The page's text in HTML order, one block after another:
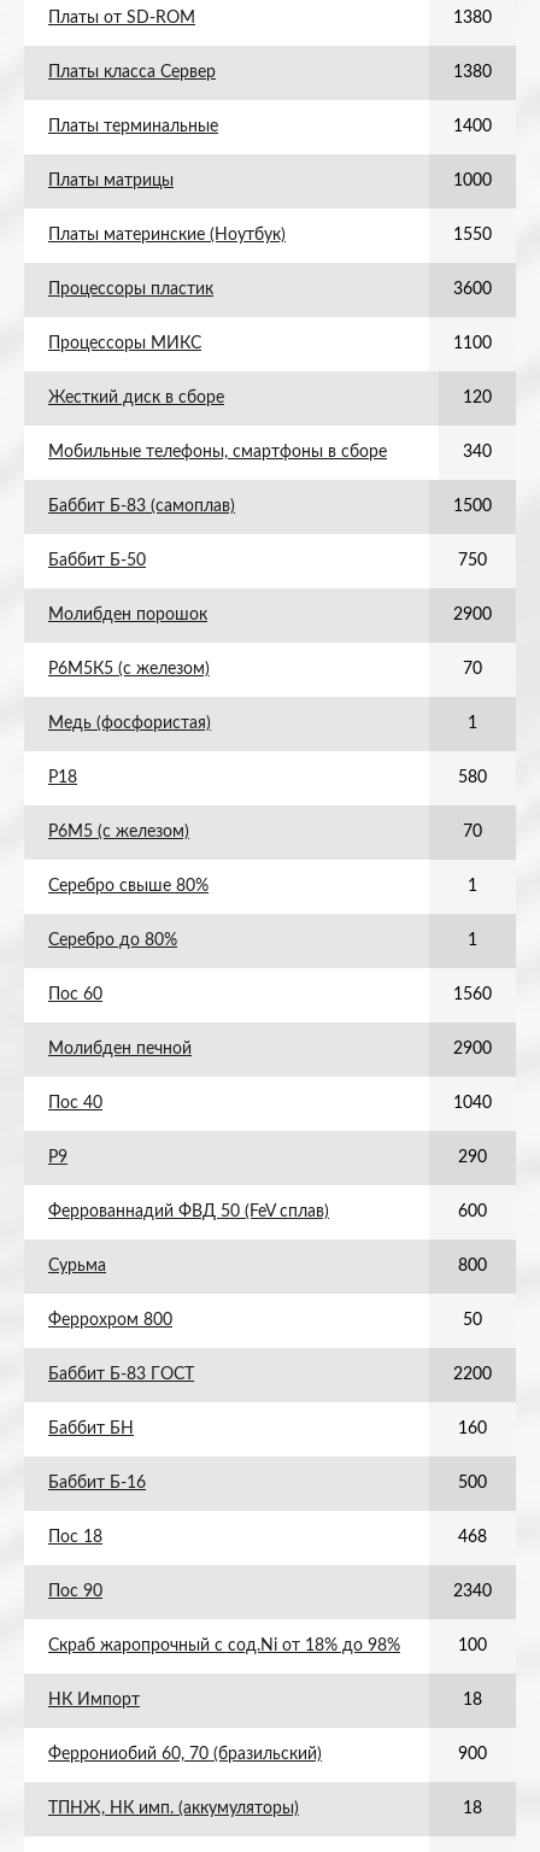
Платы от SD-ROM 1380
Платы класса Сервер 1380
Платы терминальные 1400
Платы матрицы 1000
Платы материнские (Ноутбук) 1550
Процессоры пластик 3600
Процессоры МИКС 1100
Жесткий диск в сборе 120
Мобильные телефоны, смартфоны в сборе 340
Баббит Б-83 (самоплав) 1500
Баббит Б-50 750
Молибден порошок 2900
Р6М5К5 (с железом) 70
Медь (фосфористая) 1
Р18 580
Р6М5 (с железом) 70
Серебро свыше 80% 1
Серебро до 80% 1
Пос 60 1560
Молибден печной 2900
Пос 40 1040
Р9 290
Феррованнадий ФВД 50 (FeV сплав) 600
Сурьма 800
Феррохром 800 50
Баббит Б-83 ГОСТ 2200
Баббит БН 160
Баббит Б-16 500
Пос 18 468
Пос 90 2340
Скраб жаропрочный с сод.Ni от 18% до 98% 100
НК Импорт 18
Феррониобий 60, 70 (бразильский) 900
ТПНЖ, НК имп. (аккумуляторы) 18